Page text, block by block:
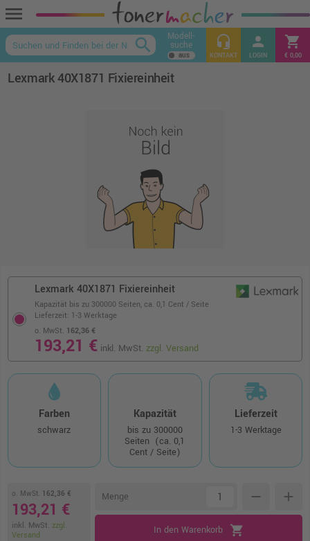
menu
keyboard_arrow_up
search Modell-
suche headset_mic
KONTAKT
person
LOGIN
shopping_cart
€ 0,00
Lexmark 40X1871 Fixiereinheit
Lexmark 40X1871 Fixiereinheit
Kapazität bis zu 300000 Seiten, ca. 0,1 Cent / Seite
o. MwSt. 162,36 €
193,21 € inkl. MwSt.zzgl. Versand
Lieferzeit: 1-3 Werktage
Farben
schwarz
Kapazität
bis zu 300000
Seiten (ca. 0,1
Cent / Seite)
Lieferzeit
1-3 Werktage
o. MwSt. 162,36 €
193,21 €
inkl. MwSt. zzgl.
Versand
Menge remove add
In den Warenkorb shopping_cart